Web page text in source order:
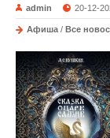
admin 20-12-
Афиша / Все